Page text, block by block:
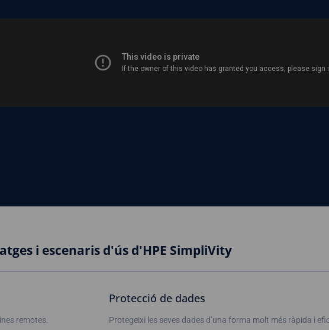
i escenaris d'ús d'HPE SimpliVity
remotes.
Protecció de dades
Protegeixi les seves dades d’una forma molt més ràpida i